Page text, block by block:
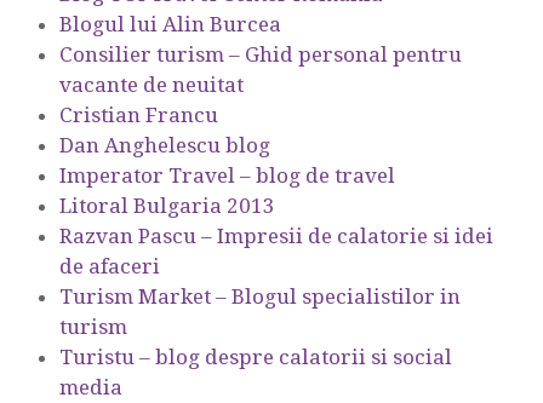
Blogul lui Alin Burcea
Consilier turism – Ghid personal pentru
vacante de neuitat
Cristian Francu
Dan Anghelescu blog
Imperator Travel – blog de travel
Litoral Bulgaria 2013
Razvan Pascu – Impresii de calatorie si idei
de afaceri
Turism Market – Blogul specialistilor in
turism
Turistu – blog despre calatorii si social
media